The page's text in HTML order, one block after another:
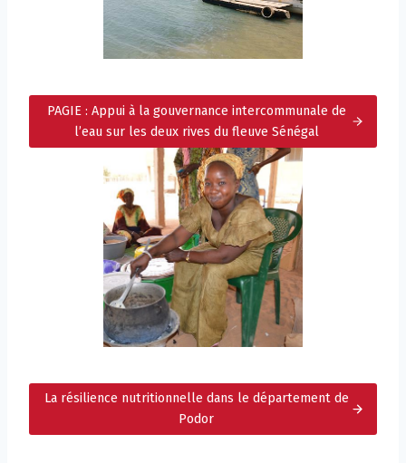
PAGIE : Appui à la gouvernance intercommunale de
l’eau sur les deux rives du fleuve Sénégal
La résilience nutritionnelle dans le département de
Podor